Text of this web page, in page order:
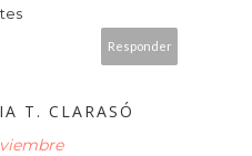
Responder
T. CLARASÓ